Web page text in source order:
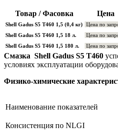
Товар / Фасовка Цена
Shell Gadus S5 T460 1,5 (0,4 кг) Цена по
Shell Gadus S5 T460 1,5 18 л. Цена по
Shell Gadus S5 T460 1,5 180 л. Цена по
Смазка Shell Gadus S5 T460
условиях эксплуатации
Физико-химические
Наименование показателей
Консистенция по NLGI